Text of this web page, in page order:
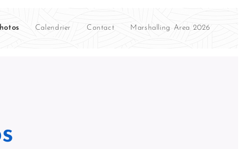
Calendrier Contact Marshalling Area 2026